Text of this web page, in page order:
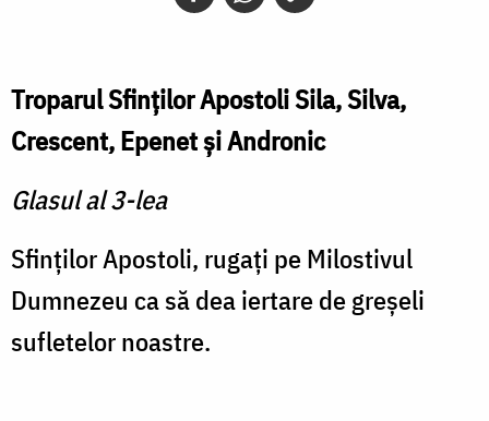
Troparul Sfinţilor Apostoli Sila, Silva,
Crescent, Epenet şi Andronic
Glasul al 3-lea
Sfinţilor Apostoli, rugaţi pe Milostivul
Dumnezeu ca să dea iertare de greşeli
sufletelor noastre.